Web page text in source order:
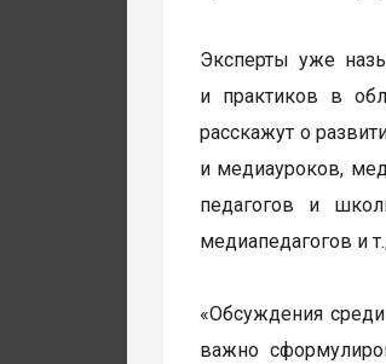
Эксперты уже
и практиков в
расскажут о
и медиауроков,
педагогов и
медиапедагогов и
«Обсуждения
важно